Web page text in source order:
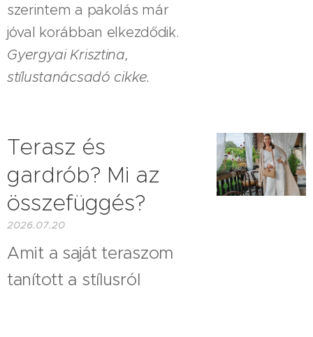
szerintem a pakolás már
jóval korábban elkezdődik.
Gyergyai Krisztina,
stílustanácsadó cikke.
Terasz és
gardrób? Mi az
összefüggés?
2026.07.20
Amit a saját teraszom
tanított a stílusról